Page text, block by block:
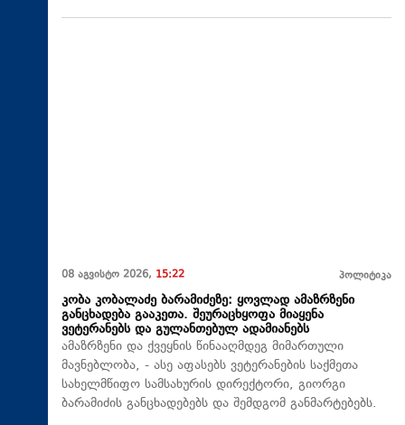
08 აგვისტო 2026, 15:22 პოლიტიკა
კობა კობალაძე ბარამიძეზე: ყოვლად ამაზრზენი
განცხადება გააკეთა. შეურაცხყოფა მიაყენა
ვეტერანებს და გულანთებულ ადამიანებს
ამაზრზენი და ქვეყნის წინააღმდეგ მიმართული
მავნებლობა, - ასე აფასებს ვეტერანების საქმეთა
სახელმწიფო სამსახურის დირექტორი, გიორგი
ბარამიძის განცხადებებს და შემდგომ განმარტებებს.